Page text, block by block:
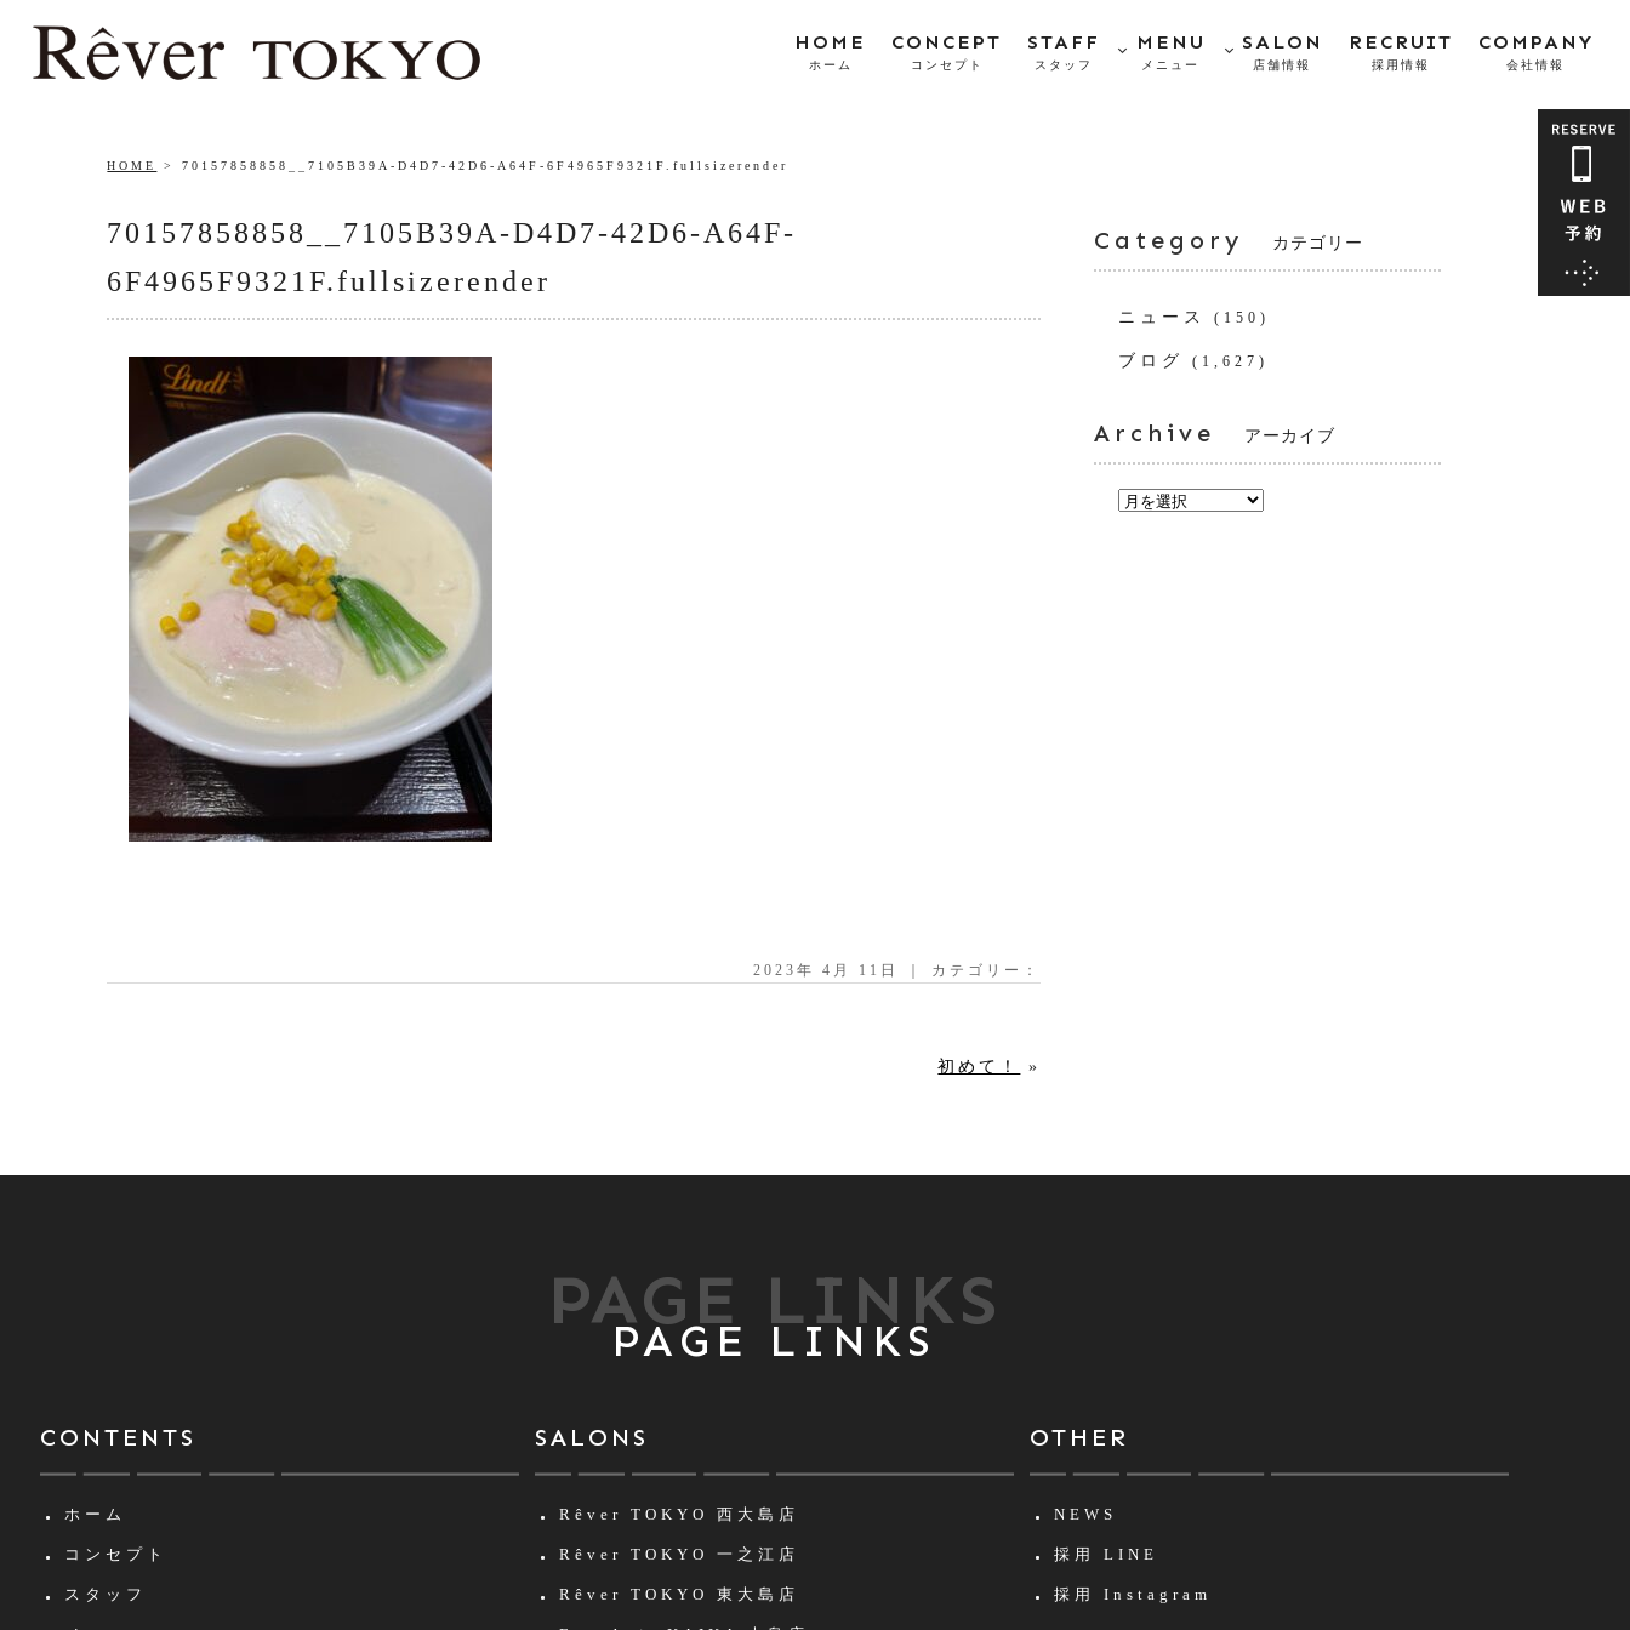
HOME
ホーム
CONCEPT
コンセプト
STAFF
スタッフ
MENU
メニュー
SALON
店舗情報
RECRUIT
採用情報
COMPANY
会社情報
HOME 70157858858__7105B39A-D4D7-42D6-A64F-6F4965F9321F.fullsizerender
70157858858__7105B39A-D4D7-42D6-A64F-
6F4965F9321F.fullsizerender
2023年 4月 11日 ｜ カテゴリー：
初めて！ »
Category カテゴリー
ニュース (150)
ブログ (1,627)
Archive アーカイブ
PAGE LINKS
PAGE LINKS
CONTENTS
ホーム
コンセプト
スタッフ
SALONS
Rêver TOKYO 西大島店
Rêver TOKYO 一之江店
Rêver TOKYO 東大島店
OTHER
NEWS
採用 LINE
採用 Instagram